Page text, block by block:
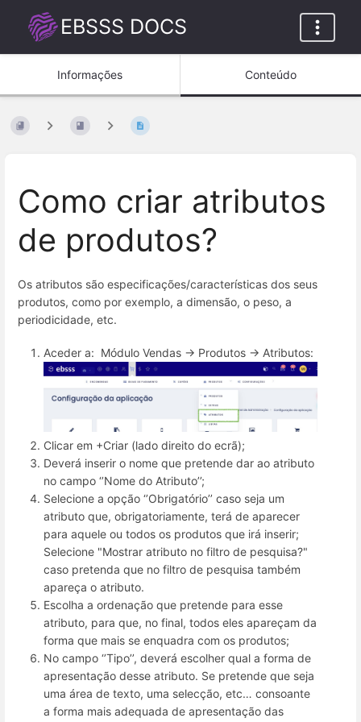
EBSSS DOCS
Informações Conteúdo
Como criar atributos
de produtos?
Os atributos são especificações/características dos seus
produtos, como por exemplo, a dimensão, o peso, a
periodicidade, etc.
Aceder a: Módulo Vendas -> Produtos -> Atributos:
Clicar em +Criar (lado direito do ecrã);
Deverá inserir o nome que pretende dar ao atributo
no campo ‘’Nome do Atributo’’;
Selecione a opção ‘’Obrigatório’’ caso seja um
atributo que, obrigatoriamente, terá de aparecer
para aquele ou todos os produtos que irá inserir;
Selecione "Mostrar atributo no filtro de pesquisa?"
caso pretenda que no filtro de pesquisa também
apareça o atributo.
Escolha a ordenação que pretende para esse
atributo, para que, no final, todos eles apareçam da
forma que mais se enquadra com os produtos;
No campo ‘’Tipo’’, deverá escolher qual a forma de
apresentação desse atributo. Se pretende que seja
uma área de texto, uma selecção, etc… consoante
a forma mais adequada de apresentação das